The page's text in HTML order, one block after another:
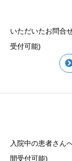
いただいたお問合
受付可能)
入院中の患者さん
間受付可能)